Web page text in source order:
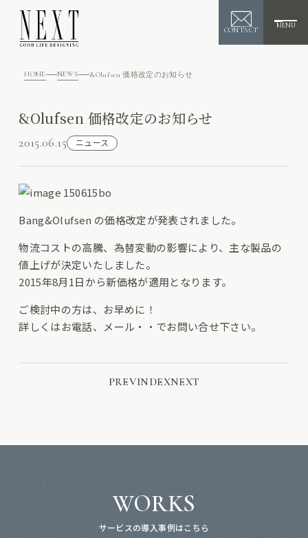
CONTACT
MENU
HOME NEWS &Olufsen 価格改定のお知らせ
&Olufsen 価格改定のお知らせ
2015.06.15 ニュース
Bang&Olufsen の価格改定が発表されました。
物流コストの高騰、為替変動の影響により、主な製品の
値上げが決定いたしました。
2015年8月1日から新価格が適用となります。
ご検討中の方は、お早めに！
詳しくはお電話、メール・・でお問い合せ下さい。
PREVINDEXNEXT
WORKS
サービスの導入事例はこちら